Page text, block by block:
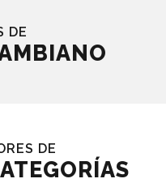
DE
DE